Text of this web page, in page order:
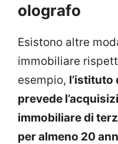
olografo
Esistono altre
immobiliare
esempio, l’istituto
prevede
immobiliare di
per almeno 20